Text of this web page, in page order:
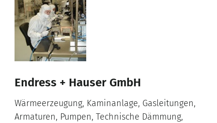
Endress + Hauser GmbH
Wärmeerzeugung, Kaminanlage, Gasleitungen,
Armaturen, Pumpen, Technische Dämmung,